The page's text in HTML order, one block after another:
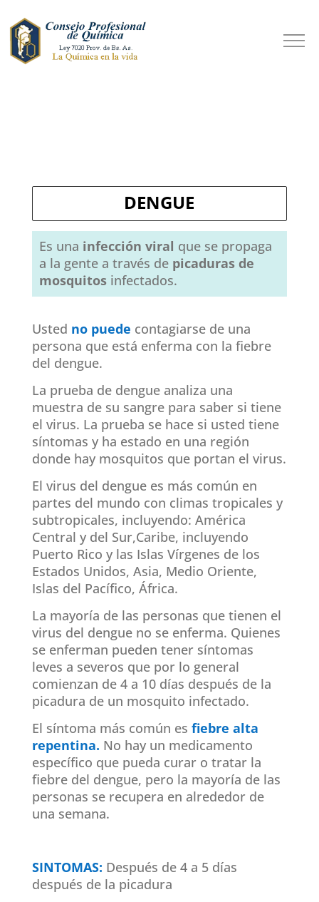
DENGUE
Es una infección viral que se propaga
a la gente a través de picaduras de
mosquitosinfectados.
Usted no puede contagiarse de una
persona que está enferma con la fiebre
del dengue.
La prueba de dengue analiza una
muestra de su sangre para saber si tiene
el virus. La prueba se hace si usted tiene
síntomas y ha estado en una región
donde hay mosquitos que portan el virus.
El virus del dengue es más común en
partes del mundo con climas tropicales y
subtropicales, incluyendo: América
Central y del Sur,Caribe, incluyendo
Puerto Rico y las Islas Vírgenes de los
Estados Unidos, Asia, Medio Oriente,
Islas del Pacífico, África.
La mayoría de las personas que tienen el
virus del dengue no se enferma. Quienes
se enferman pueden tener síntomas
leves a severos que por lo general
comienzan de 4 a 10 días después de la
picadura de un mosquito infectado.
El síntoma más común es fiebre alta
repentina. No hay un medicamento
específico que pueda curar o tratar la
fiebre del dengue, pero la mayoría de las
personas se recupera en alrededor de
una semana.
SINTOMAS: Después de 4 a 5 días
después de la picadura